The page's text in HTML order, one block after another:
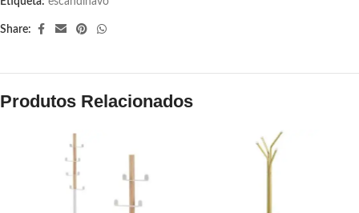
Share:
Produtos Relacionados